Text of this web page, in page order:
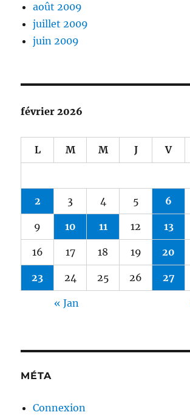
août 2009
juillet 2009
juin 2009
février 2026
L M M J V
2 3 4 5 6
9 10 11 12 13
16 17 18 19 20
23 24 25 26 27
« Jan
MÉTA
Connexion